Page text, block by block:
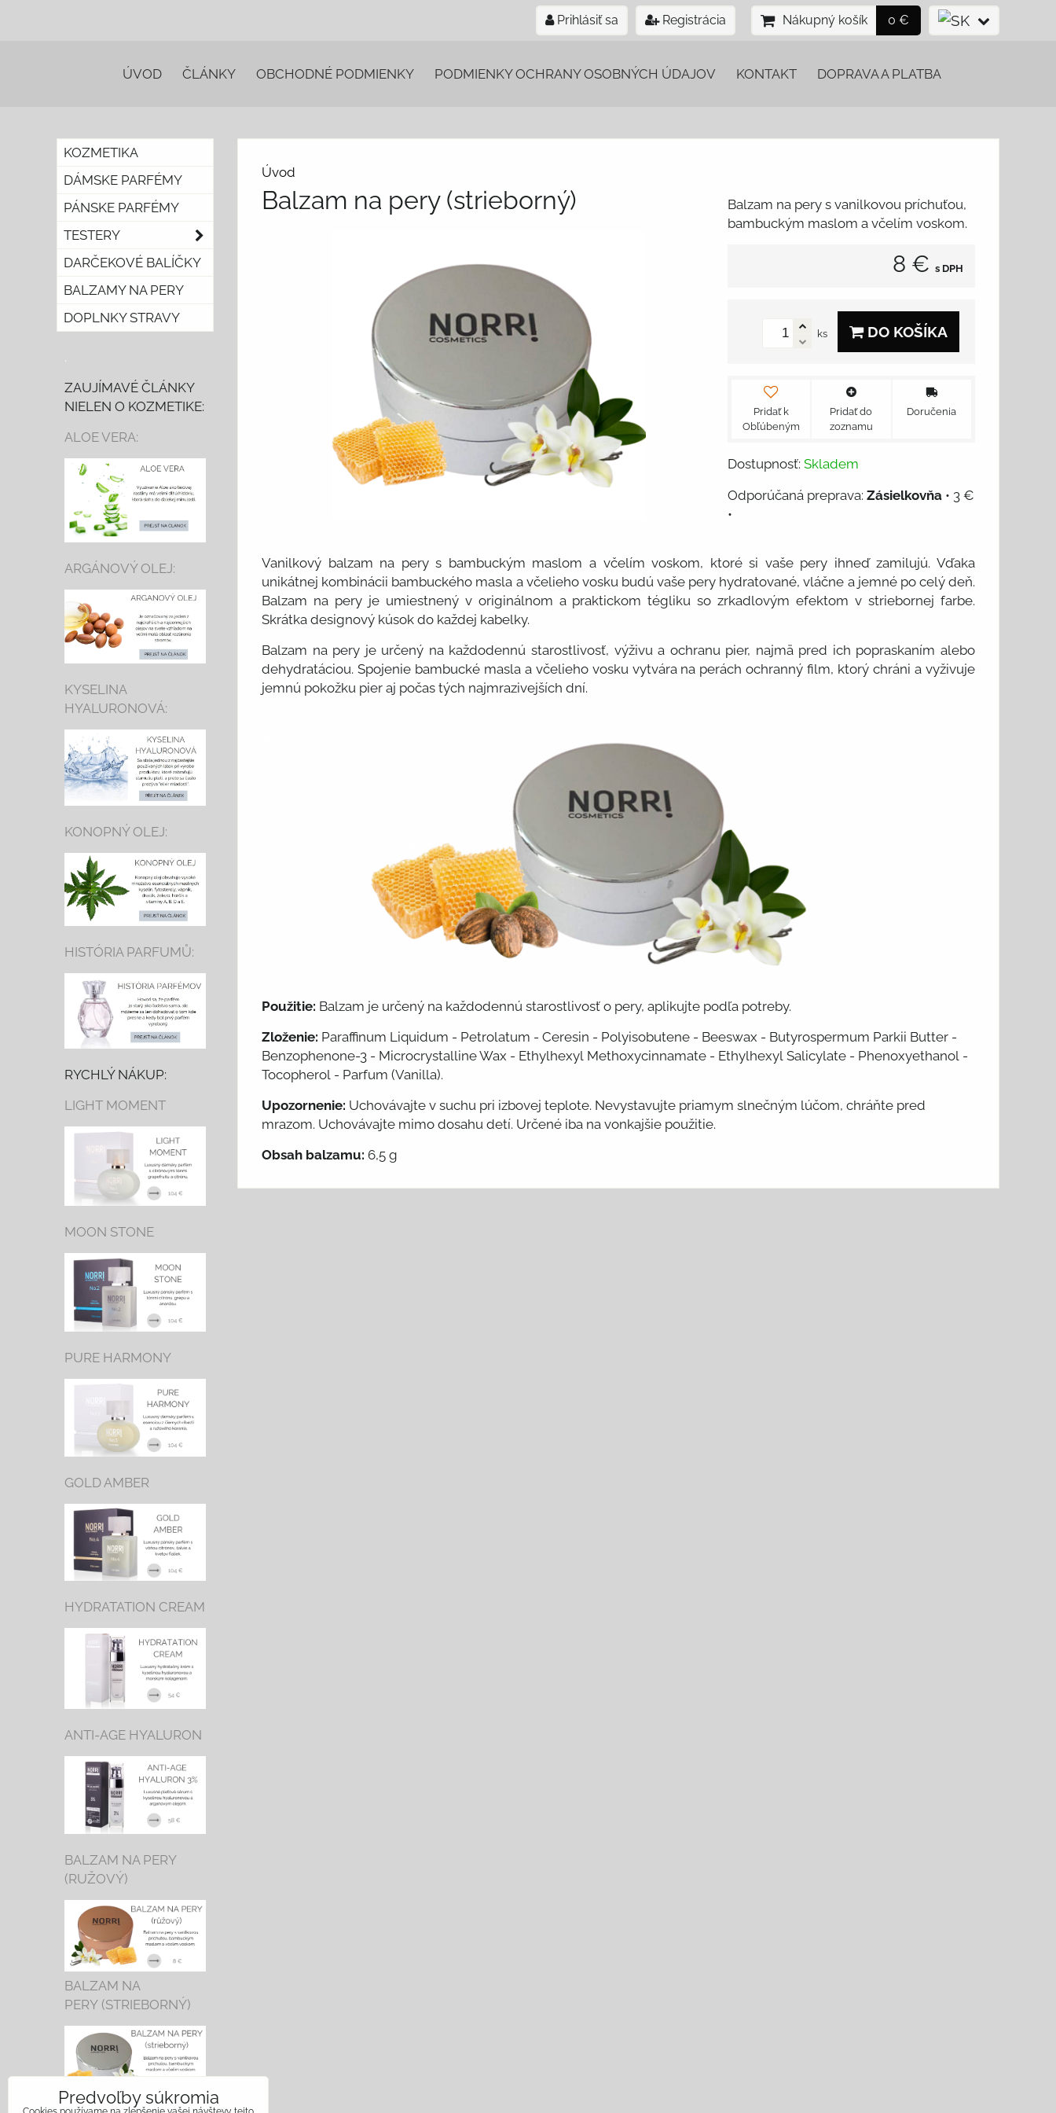
Prihlásiť sa Registrácia Nákupný košík 0 €
ÚVOD ČLÁNKY OBCHODNÉ PODMIENKY PODMIENKY OCHRANY OSOBNÝCH ÚDAJOV KONTAKT DOPRAVA A PLATBA
Úvod
Balzam na pery (strieborný)
Balzam na pery s vanilkovou príchuťou,
bambuckým maslom a včelím voskom.
8 € s DPH
ks DO KOŠÍKA
Pridať k
Obľúbeným
Pridať do
zoznamu
Doručenia
Dostupnosť: Skladem
Zásielkovňa • 3 €
•
Vanilkový balzam na pery s bambuckým maslom a včelím voskom, ktoré si vaše pery ihneď zamilujú. Vďaka
unikátnej kombinácii bambuckého masla a včelieho vosku budú vaše pery hydratované, vláčne a jemné po celý deň.
Balzam na pery je umiestnený v originálnom a praktickom tégliku so zrkadlovým efektom v striebornej farbe.
Skrátka designový kúsok do každej kabelky.
Balzam na pery je určený na každodennú starostlivosť, výživu a ochranu pier, najmä pred ich popraskaním alebo
dehydratáciou. Spojenie bambucké masla a včelieho vosku vytvára na perách ochranný film, ktorý chráni a vyživuje
jemnú pokožku pier aj počas tých najmrazivejších dní.
Použitie: Balzam je určený na každodennú starostlivosť o pery, aplikujte podľa potreby.
Zloženie: Paraffinum Liquidum - Petrolatum - Ceresin - Polyisobutene - Beeswax - Butyrospermum Parkii Butter -
Benzophenone-3 - Microcrystalline Wax - Ethylhexyl Methoxycinnamate - Ethylhexyl Salicylate - Phenoxyethanol -
Tocopherol - Parfum (Vanilla).
Upozornenie: Uchovávajte v suchu pri izbovej teplote. Nevystavujte priamym slnečným lúčom, chráňte pred
mrazom. Uchovávajte mimo dosahu detí. Určené iba na vonkajšie použitie.
Obsah balzamu: 6,5 g
KOZMETIKA
DÁMSKE PARFÉMY
PÁNSKE PARFÉMY
TESTERY
DARČEKOVÉ BALÍČKY
BALZAMY NA PERY
DOPLNKY STRAVY
.
ZAUJÍMAVÉ ČLÁNKY
NIELEN O KOZMETIKE:
ALOE VERA:
ARGÁNOVÝ OLEJ:
KYSELINA
HYALURONOVÁ:
KONOPNÝ OLEJ:
HISTÓRIA PARFUMŮ:
RYCHLÝ NÁKUP:
LIGHT MOMENT
MOON STONE
PURE HARMONY
GOLD AMBER
HYDRATATION CREAM
ANTI-AGE HYALURON
BALZAM NA PERY
(RUŽOVÝ)
BALZAM NA
PERY (STRIEBORNÝ)
Predvoľby súkromia